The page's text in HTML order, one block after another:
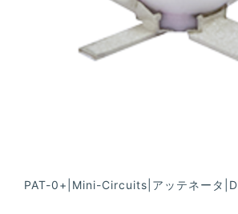
PAT-0+|Mini-Circuits|アッテネータ